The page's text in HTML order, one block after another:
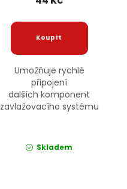
Umožňuje rychlé
připojení
dalších komponent
zavlažovacího systému
Skladem